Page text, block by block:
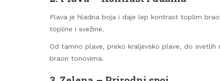
Plava je hladna boja i daje lep kontrast toplim
topline i svežine.
Od tamno plave, preko kraljevsko plave, do
braon tonovima.